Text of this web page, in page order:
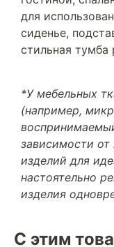
для
сиденье,
стильная
*У мебельных
(например,
зависимости от
изделий для
настоятельно
изделия
С этим